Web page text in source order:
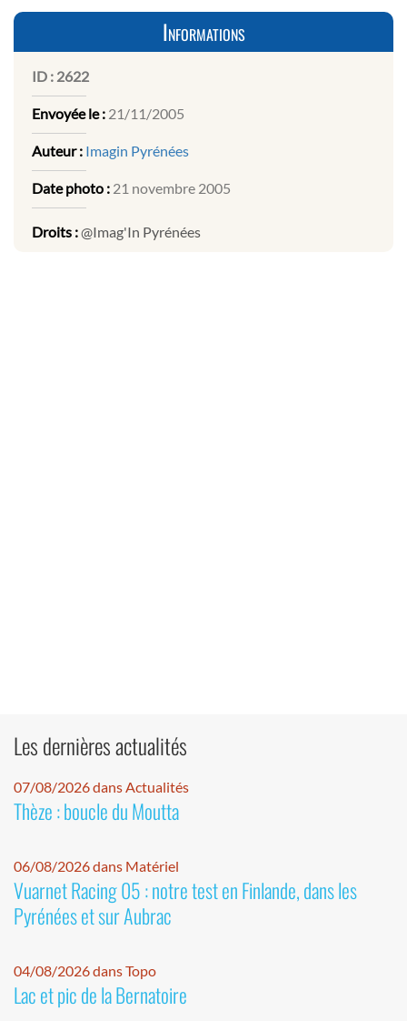
Informations
ID : 2622
Envoyée le : 21/11/2005
Auteur : Imagin Pyrénées
Date photo : 21 novembre 2005
Droits :@Imag'In Pyrénées
Les dernières actualités
07/08/2026 dans Actualités
Thèze : boucle du Moutta
06/08/2026 dans Matériel
Vuarnet Racing 05 : notre test en Finlande, dans les
Pyrénées et sur Aubrac
04/08/2026 dans Topo
Lac et pic de la Bernatoire